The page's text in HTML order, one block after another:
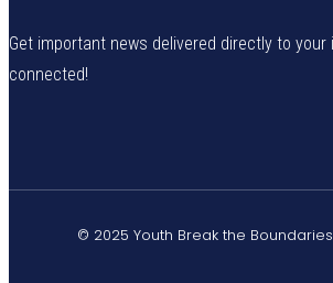
Get important news delivered directly to your
connected!
© 2025 Youth Break the